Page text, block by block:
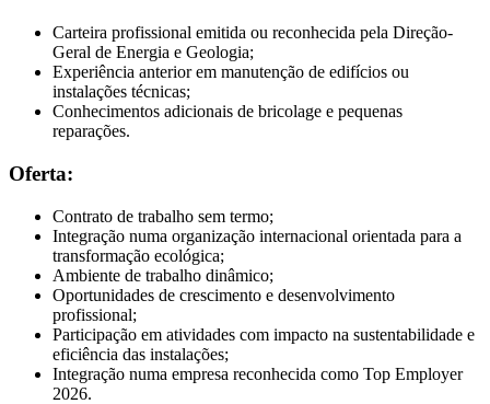
Carteira profissional emitida ou reconhecida pela Direção-
Geral de Energia e Geologia;
Experiência anterior em manutenção de edifícios ou
instalações técnicas;
Conhecimentos adicionais de bricolage e pequenas
reparações.
Oferta:
Contrato de trabalho sem termo;
Integração numa organização internacional orientada para a
transformação ecológica;
Ambiente de trabalho dinâmico;
Oportunidades de crescimento e desenvolvimento
profissional;
Participação em atividades com impacto na sustentabilidade e
eficiência das instalações;
Integração numa empresa reconhecida como Top Employer
2026.